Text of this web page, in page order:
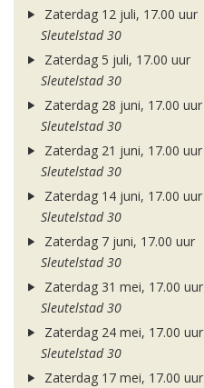
Zaterdag 12 juli, 17.00 uur
Sleutelstad 30
Zaterdag 5 juli, 17.00 uur
Sleutelstad 30
Zaterdag 28 juni, 17.00 uur
Sleutelstad 30
Zaterdag 21 juni, 17.00 uur
Sleutelstad 30
Zaterdag 14 juni, 17.00 uur
Sleutelstad 30
Zaterdag 7 juni, 17.00 uur
Sleutelstad 30
Zaterdag 31 mei, 17.00 uur
Sleutelstad 30
Zaterdag 24 mei, 17.00 uur
Sleutelstad 30
Zaterdag 17 mei, 17.00 uur